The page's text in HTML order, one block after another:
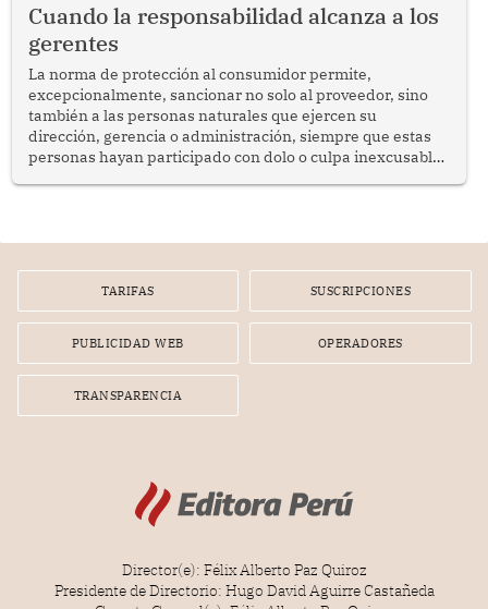
Cuando la responsabilidad alcanza a los
gerentes
La norma de protección al consumidor permite,
excepcionalmente, sancionar no solo al proveedor, sino
también a las personas naturales que ejercen su
dirección, gerencia o administración, siempre que estas
personas hayan participado con dolo o culpa inexcusable
por la frustrada realización de un meet and greet con
TARIFAS SUSCRIPCIONES
PUBLICIDAD WEB OPERADORES
TRANSPARENCIA
Director(e): Félix Alberto Paz Quiroz
Presidente de Directorio: Hugo David Aguirre Castañeda